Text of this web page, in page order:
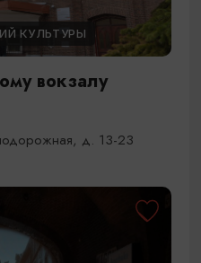
КУЛЬТУРЫ
вокзалу
д. 13-23